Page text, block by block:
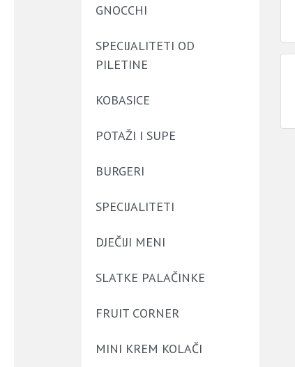
GNOCCHI
SPECIJALITETI OD
PILETINE
KOBASICE
POTAŽI I SUPE
BURGERI
SPECIJALITETI
DJEČIJI MENI
SLATKE PALAČINKE
FRUIT CORNER
MINI KREM KOLAČI